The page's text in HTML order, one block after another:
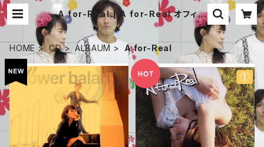
A for-Real | A for-Real オフィシ
ャル 通販サイト
HOME CD ALBAUM A for-Real